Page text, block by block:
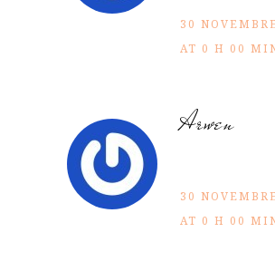
30
AT 0 H 00
Arwen
30
AT 0 H 00